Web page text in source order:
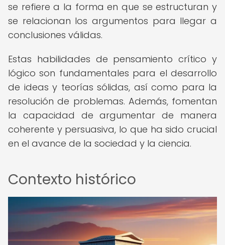
se refiere a la forma en que se estructuran y
se relacionan los argumentos para llegar a
conclusiones válidas.
Estas habilidades de pensamiento crítico y
lógico son fundamentales para el desarrollo
de ideas y teorías sólidas, así como para la
resolución de problemas. Además, fomentan
la capacidad de argumentar de manera
coherente y persuasiva, lo que ha sido crucial
en el avance de la sociedad y la ciencia.
Contexto histórico